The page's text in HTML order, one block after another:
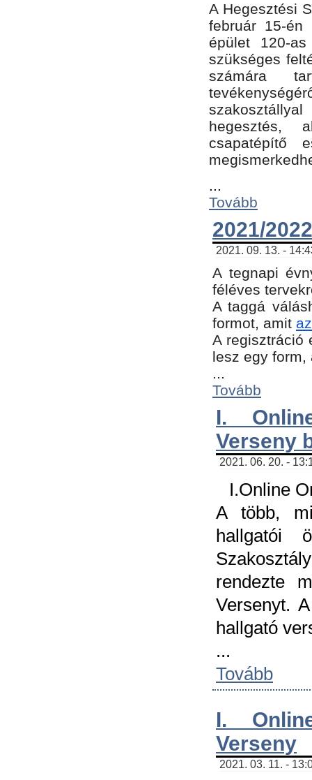
A Hegesztési
február 15-
épület 120-
szükséges
számára
hegesztés,
csapatépítő
...
Tovább
2021/
2021. 09. 13. -
A tegnapi
féléves
A taggá
formot, amit
A regisztráció
lesz egy
...
Tovább
I.
Verseny
2021. 06. 20. -
I.Online
A több,
hallgatói
rendezte
Versenyt.
hallgató
...
Tovább
I.
Verseny
2021. 03. 11. -